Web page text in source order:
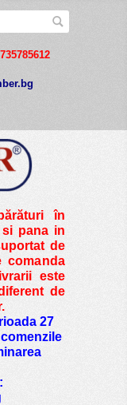
în
pana in
de
comanda
este
de
27